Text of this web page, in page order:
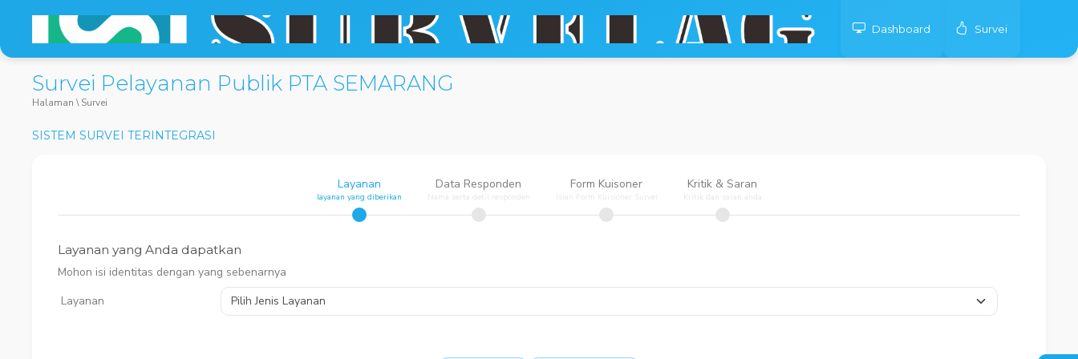
Dashboard Survei
Survei Pelayanan Publik PTA SEMARANG
Halaman \Survei
SISTEM SURVEI TERINTEGRASI
Layanan
layanan yang diberikan
Data Responden
Nama serta detil responden
Form Kuisoner
Isian Form Kuisioner Survei
Kritik & Saran
Kritik dan saran anda
Layanan yang Anda dapatkan
Mohon isi identitas dengan yang sebenarnya
Layanan